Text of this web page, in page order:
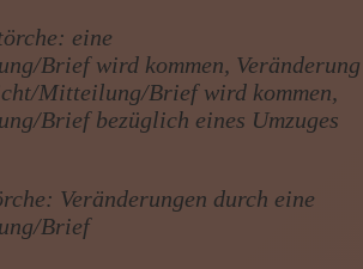
eine
Brief wird kommen, Veränderung
Mitteilung/Brief wird kommen,
Brief bezüglich eines Umzuges
Veränderungen durch eine
Brief